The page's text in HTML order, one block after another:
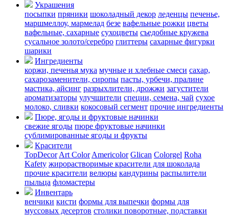
Украшения
посыпки пряники шоколадный декор леденцы печенье,
маршмеллоу, мармелад безе вафельные рожки цветы
вафельные, сахарные сухоцветы съедобные кружева
сусальное золото/серебро глиттеры сахарные фигурки
шарики
Ингредиенты
коржи, печенья мука мучные и хлебные смеси сахар,
сахарозаменители, сиропы пасты, урбечи, пралине
мастика, айсинг разрыхлители, дрожжи загустители
ароматизаторы улучшители специи, семена, чай сухое
молоко, сливки кокосовый сегмент прочие ингредиенты
Пюре, ягоды и фруктовые начинки
свежие ягоды пюре фруктовые начинки
сублимированные ягоды и фрукты
Красители
TopDecor Art Color Americolor Glican Colorgel Roha
Kafety жирорастворимые красители для шоколада
прочие красители велюры кандурины распылители
пыльца фломастеры
Инвентарь
венчики кисти формы для выпечки формы для
муссовых десертов столики поворотные, подставки